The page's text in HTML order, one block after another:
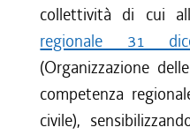
collettività di cui
regionale 31
(Organizzazione
competenza
civile),